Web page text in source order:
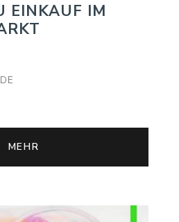
EINKAUF IM
MEHR